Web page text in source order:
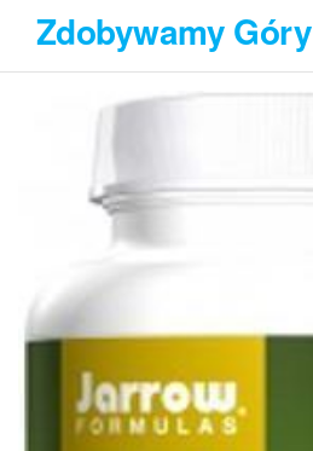
Przejdź
treści
Zdobywamy Góry